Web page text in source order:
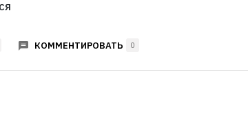
КОММЕНТИРОВАТЬ 0